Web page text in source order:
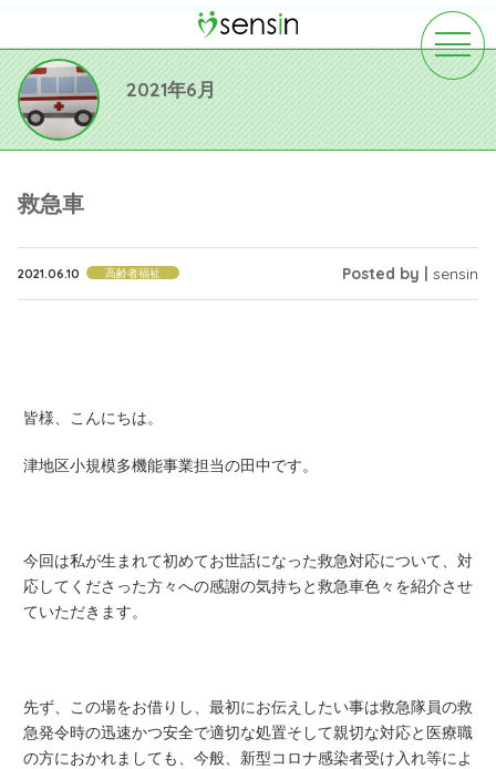
toggle
2021年6月
救急車
2021.06.10 高齢者福祉 Posted by | sensin
皆様、こんにちは。
津地区小規模多機能事業担当の田中です。
今回は私が生まれて初めてお世話になった救急対応について、対
応してくださった方々への感謝の気持ちと救急車色々を紹介させ
ていただきます。
先ず、この場をお借りし、最初にお伝えしたい事は救急隊員の救
急発令時の迅速かつ安全で適切な処置そして親切な対応と医療職
の方におかれましても、今般、新型コロナ感染者受け入れ等によ